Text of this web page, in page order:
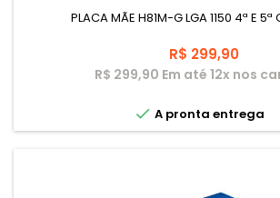
PLACA MÃE H81M-G LGA 1150 4ª E 5ª
Preço
R$ 299,90
R$ 299,90 Em até 12x nos
 A pronta entrega